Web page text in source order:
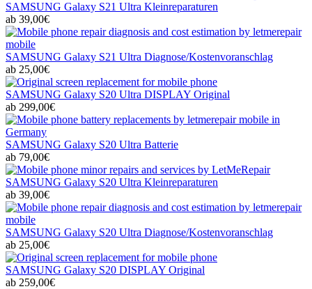
SAMSUNG Galaxy S21 Ultra Kleinreparaturen
ab 39,00€
SAMSUNG Galaxy S21 Ultra Diagnose/Kostenvoranschlag
ab 25,00€
SAMSUNG Galaxy S20 Ultra DISPLAY Original
ab 299,00€
SAMSUNG Galaxy S20 Ultra Batterie
ab 79,00€
SAMSUNG Galaxy S20 Ultra Kleinreparaturen
ab 39,00€
SAMSUNG Galaxy S20 Ultra Diagnose/Kostenvoranschlag
ab 25,00€
SAMSUNG Galaxy S20 DISPLAY Original
ab 259,00€